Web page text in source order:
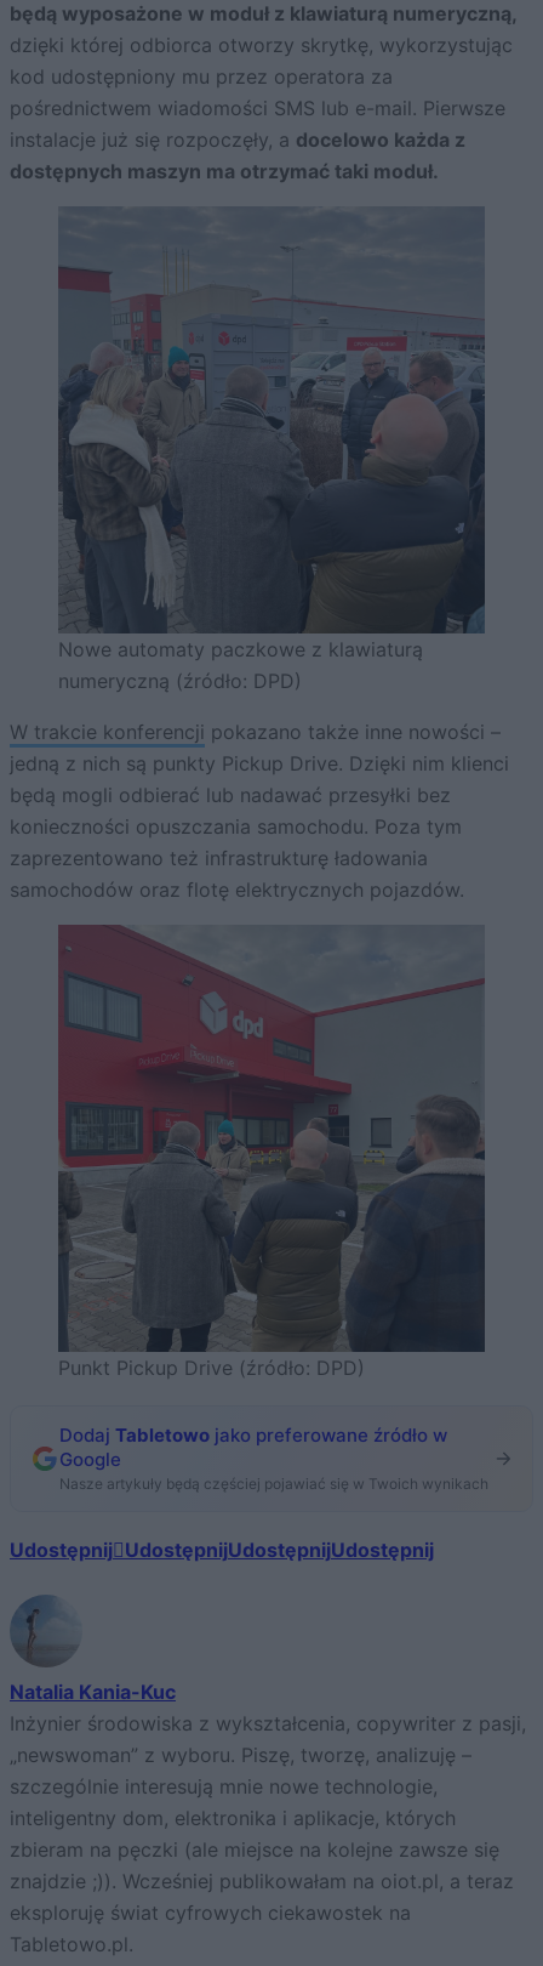
będą wyposażone w moduł z klawiaturą numeryczną,
dzięki której odbiorca otworzy skrytkę, wykorzystując
kod udostępniony mu przez operatora za
pośrednictwem wiadomości SMS lub e-mail. Pierwsze
instalacje już się rozpoczęły, a docelowo każda z
dostępnych maszyn ma otrzymać taki moduł.
Nowe automaty paczkowe z klawiaturą
numeryczną (źródło: DPD)
W trakcie konferencji pokazano także inne nowości –
jedną z nich są punkty Pickup Drive. Dzięki nim klienci
będą mogli odbierać lub nadawać przesyłki bez
konieczności opuszczania samochodu. Poza tym
zaprezentowano też infrastrukturę ładowania
samochodów oraz flotę elektrycznych pojazdów.
Punkt Pickup Drive (źródło: DPD)
Dodaj Tabletowo jako preferowane źródło w
Google
Nasze artykuły będą częściej pojawiać się w Twoich wynikach
Udostępnij UdostępnijUdostępnijUdostępnij
Natalia Kania-Kuc
Inżynier środowiska z wykształcenia, copywriter z pasji,
„newswoman” z wyboru. Piszę, tworzę, analizuję –
szczególnie interesują mnie nowe technologie,
inteligentny dom, elektronika i aplikacje, których
zbieram na pęczki (ale miejsce na kolejne zawsze się
znajdzie ;)). Wcześniej publikowałam na oiot.pl, a teraz
eksploruję świat cyfrowych ciekawostek na
Tabletowo.pl.